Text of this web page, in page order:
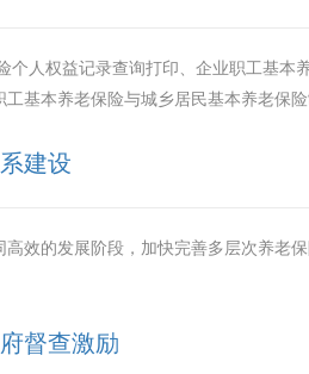
个人权益记录查询打印、企业职工基本
基本养老保险与城乡居民基本养老保险
建设
效的发展阶段，加快完善多层次养老
督查激励